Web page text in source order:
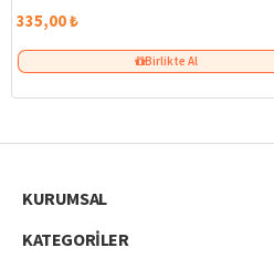
335,00 ₺
Birlikte Al
KURUMSAL
KATEGORİLER